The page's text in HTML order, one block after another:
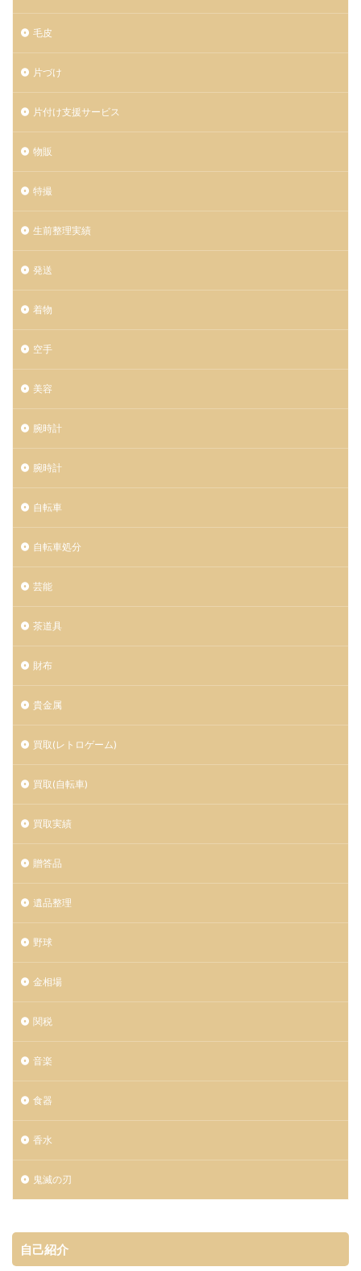
毛皮
片づけ
片付け支援サービス
物販
特撮
生前整理実績
発送
着物
空手
美容
腕時計
腕時計
自転車
自転車処分
芸能
茶道具
財布
貴金属
買取(レトロゲーム)
買取(自転車)
買取実績
贈答品
遺品整理
野球
金相場
関税
音楽
食器
香水
鬼滅の刃
自己紹介